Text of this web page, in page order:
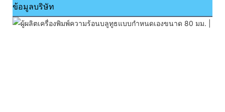
ข้อมูลบริษัท